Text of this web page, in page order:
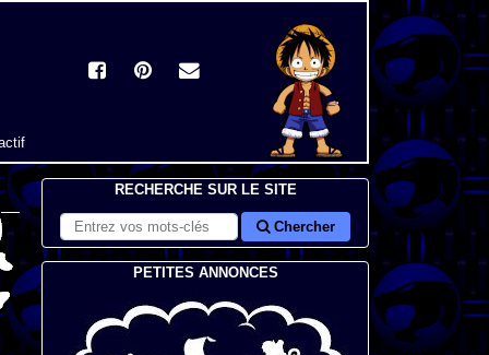
RECHERCHE SUR LE SITE
Chercher
PETITES ANNONCES